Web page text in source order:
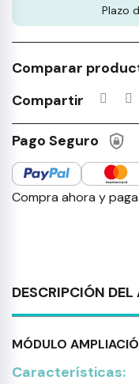
Plazo
Comparar
Compartir
Pago Seguro
Compra ahora y
DESCRIPCIÓN
MÓDULO
Características: